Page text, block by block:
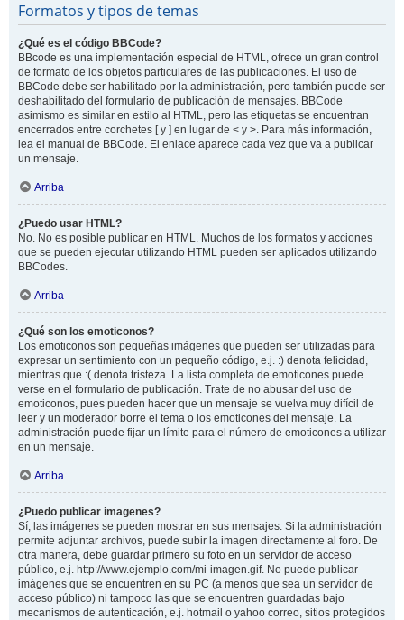
Formatos y tipos de temas
¿Qué es el código BBCode?
BBcode es una implementación especial de HTML, ofrece un gran control
de formato de los objetos particulares de las publicaciones. El uso de
BBCode debe ser habilitado por la administración, pero también puede ser
deshabilitado del formulario de publicación de mensajes. BBCode
asimismo es similar en estilo al HTML, pero las etiquetas se encuentran
encerrados entre corchetes [ y ] en lugar de < y >. Para más información,
lea el manual de BBCode. El enlace aparece cada vez que va a publicar
un mensaje.
Arriba
¿Puedo usar HTML?
No. No es posible publicar en HTML. Muchos de los formatos y acciones
que se pueden ejecutar utilizando HTML pueden ser aplicados utilizando
BBCodes.
Arriba
¿Qué son los emoticonos?
Los emoticonos son pequeñas imágenes que pueden ser utilizadas para
expresar un sentimiento con un pequeño código, e.j. :) denota felicidad,
mientras que :( denota tristeza. La lista completa de emoticones puede
verse en el formulario de publicación. Trate de no abusar del uso de
emoticonos, pues pueden hacer que un mensaje se vuelva muy difícil de
leer y un moderador borre el tema o los emoticones del mensaje. La
administración puede fijar un límite para el número de emoticones a utilizar
en un mensaje.
Arriba
¿Puedo publicar imagenes?
Sí, las imágenes se pueden mostrar en sus mensajes. Si la administración
permite adjuntar archivos, puede subir la imagen directamente al foro. De
otra manera, debe guardar primero su foto en un servidor de acceso
público, e.j. http://www.ejemplo.com/mi-imagen.gif. No puede publicar
imágenes que se encuentren en su PC (a menos que sea un servidor de
acceso público) ni tampoco las que se encuentren guardadas bajo
mecanismos de autenticación, e.j. hotmail o yahoo correo, sitios protegidos